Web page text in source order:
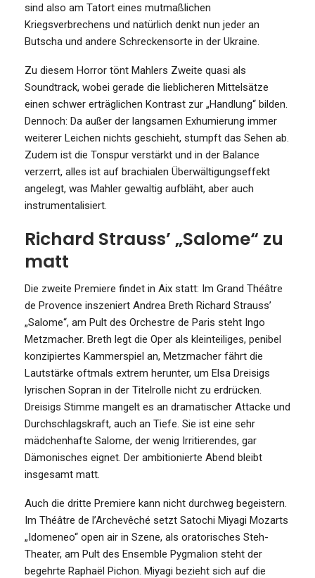
sind also am Tatort eines mutmaßlichen
Kriegsverbrechens und natürlich denkt nun jeder an
Butscha und andere Schreckensorte in der Ukraine.
Zu diesem Horror tönt Mahlers Zweite quasi als
Soundtrack, wobei gerade die lieblicheren Mittelsätze
einen schwer erträglichen Kontrast zur „Handlung“ bilden.
Dennoch: Da außer der langsamen Exhumierung immer
weiterer Leichen nichts geschieht, stumpft das Sehen ab.
Zudem ist die Tonspur verstärkt und in der Balance
verzerrt, alles ist auf brachialen Überwältigungseffekt
angelegt, was Mahler gewaltig aufbläht, aber auch
instrumentalisiert.
Richard Strauss’ „Salome“ zu
matt
Die zweite Premiere findet in Aix statt: Im Grand Théâtre
de Provence inszeniert Andrea Breth Richard Strauss’
„Salome“, am Pult des Orchestre de Paris steht Ingo
Metzmacher. Breth legt die Oper als kleinteiliges, penibel
konzipiertes Kammerspiel an, Metzmacher fährt die
Lautstärke oftmals extrem herunter, um Elsa Dreisigs
lyrischen Sopran in der Titelrolle nicht zu erdrücken.
Dreisigs Stimme mangelt es an dramatischer Attacke und
Durchschlagskraft, auch an Tiefe. Sie ist eine sehr
mädchenhafte Salome, der wenig Irritierendes, gar
Dämonisches eignet. Der ambitionierte Abend bleibt
insgesamt matt.
Auch die dritte Premiere kann nicht durchweg begeistern.
Im Théâtre de l’Archevêché setzt Satochi Miyagi Mozarts
„Idomeneo“ open air in Szene, als oratorisches Steh-
Theater, am Pult des Ensemble Pygmalion steht der
begehrte Raphaël Pichon. Miyagi bezieht sich auf die